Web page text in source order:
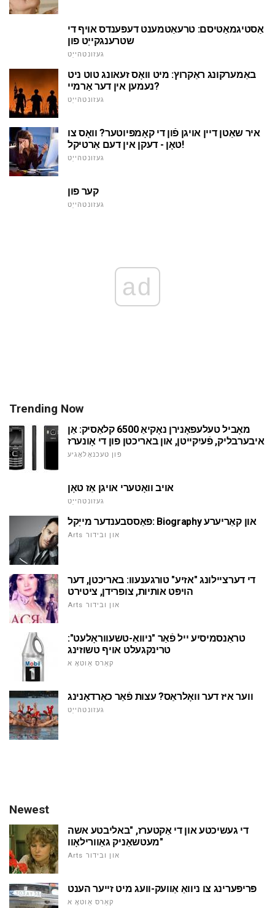
אַסטיגמאַטיסם: טרעאַטמענט דעפּענדס אויף די
שטרענגקייַט פון
געזונטהייַט
באַמערקונג ראַקרוץ: מיט וואָס זעאונג טוט ניט
נעמען אין דער אַרמיי?
געזונטהייַט
איר שאַטן דיין אויגן פֿון די קאָמפּיוטער? וואָס צו
טאָן - דעקן אין דעם אַרטיקל!
געזונטהייַט
קער פון
געזונטהייַט
ad
Trending Now
מאָביל טעלעפאָנירן נאָקיאַ 6500 קלאַסיק: אַן
איבערבליק, פֿעיִקייטן, און באריכטן פון די אָונערז
פון טעכנאָלאָגיע
אויב וואָטערי אויגן אַז טאָן
געזונטהייַט
פאַססבענדער מייַקל: Biography און קאַריערע
Arts און ובידור
די דערציילונג "אזיע" טורגענעוו: באריכטן, דער
הויפּט אותיות, צופרידן, ציטירט
Arts און ובידור
טראַנסמיסיע ייל פֿאַר "ניוואַ-טשעווראָלעט":
טרינקגעלט אויף טשוזינג
קאַרס אַוטאָ א
ווער איז דער וואָלראַס? עצות פֿאַר כאַרדאַנינג
געזונטהייַט
Newest
די געשיכטע און די אַקטערז, "באליבטע אשה
מעטשאַניק גאַוורילאָוו"
Arts און ובידור
פּריפּערינג צו ניוואַ אַוועק-וועג מיט זייער הענט
קאַרס אַוטאָ א